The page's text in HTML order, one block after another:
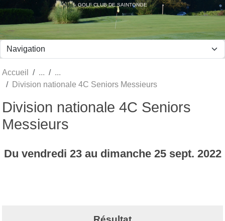
GOLF CLUB DE SAINTONGE
Accueil
Division nationale 4C Seniors Messieurs
Division nationale 4C Seniors
Messieurs
Du vendredi 23au dimanche 25 sept. 2022
Panneau de gestion des cookies